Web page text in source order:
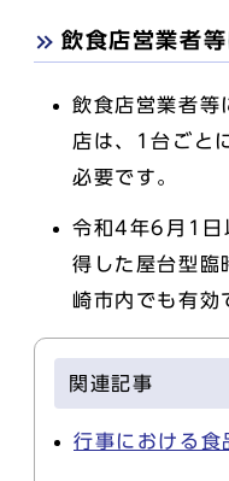
飲食店営業者
飲食店営業者等
店は、1台ごと
必要です。
令和4年6月1日
得した屋台型臨
崎市内でも有効
関連記事
行事における食